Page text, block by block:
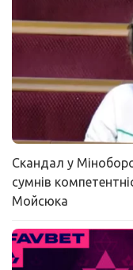
Скандал у
сумнів
Мойсюка